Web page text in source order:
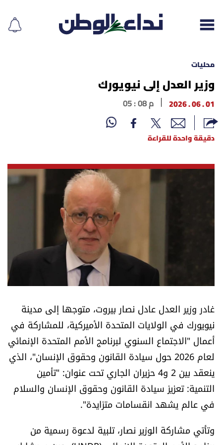
إقرأ الجريدة
لبنان
نداء القرّاء
خاص الموقع
كتّابنا
تحت المجهر
آراء
اقتصاد
محليات
وزير العدل إلى نيويورك
01 . 06 . 2026 05 : 08 م
دقيقة واحدة للقراءة
غادر وزير العدل عادل نصار بيروت، متوجها إلى مدينة
نيويورك في الولايات المتحدة الأميركية، للمشاركة في
أعمال "الاجتماع السنوي لبرنامج الأمم المتحدة الإنمائي
لعام 2026 حول سيادة القانون وحقوق الإنسان"، الذي
ينعقد بين 2 و4 حزيران الجاري تحت عنوان: "تأمين
التنمية: تعزيز سيادة القانون وحقوق الإنسان والسلام
في عالم يشهد انقسامات متزايدة".
وتأتي مشاركة الوزير نصار، تلبية لدعوة رسمية من